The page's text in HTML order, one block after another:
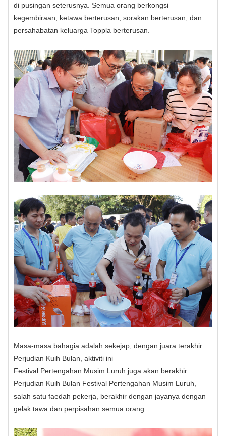
di pusingan seterusnya. Semua orang berkongsi
kegembiraan, ketawa berterusan, sorakan berterusan, dan
persahabatan keluarga Toppla berterusan.
Masa-masa bahagia adalah sekejap, dengan juara terakhir
Perjudian Kuih Bulan, aktiviti ini
Festival Pertengahan Musim Luruh juga akan berakhir.
Perjudian Kuih Bulan Festival Pertengahan Musim Luruh,
salah satu faedah pekerja, berakhir dengan jayanya dengan
gelak tawa dan perpisahan semua orang.